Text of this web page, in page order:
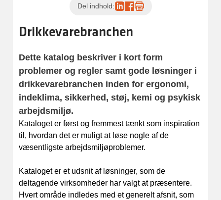
Drikkevarebranchen
Del indhold:
Dette katalog beskriver i kort form
problemer og regler samt gode løsninger i
drikkevarebranchen inden for ergonomi,
indeklima, sikkerhed, støj, kemi og psykisk
arbejdsmiljø.
Kataloget er først og fremmest tænkt som inspiration
til, hvordan det er muligt at løse nogle af de
væsentligste arbejdsmiljøproblemer.
Kataloget er et udsnit af løsninger, som de
deltagende virksomheder har valgt at præsentere.
Hvert område indledes med et generelt afsnit, som